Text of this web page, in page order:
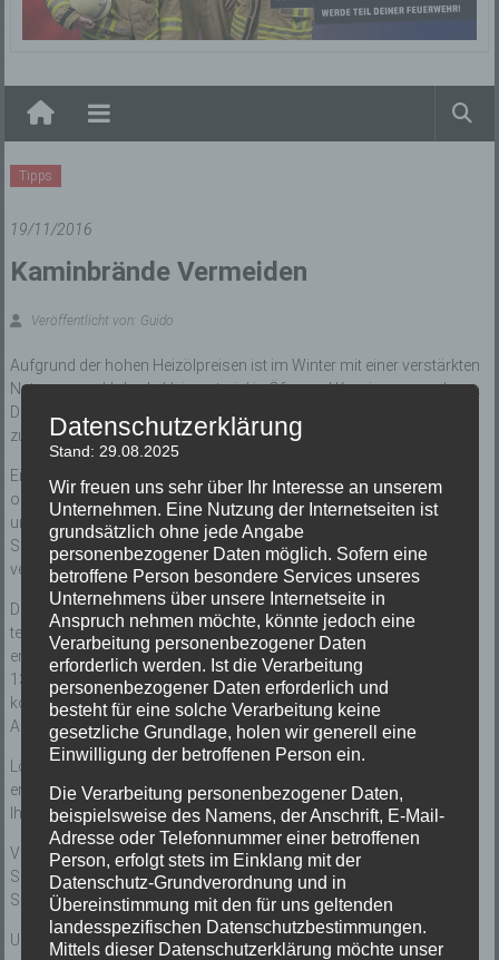
Elzach
Tipps
19/11/2016
Kaminbrände Vermeiden
Veröffentlicht von: Guido
Aufgrund der hohen Heizölpreisen ist im Winter mit einer verstärkten
Nutzung von Holz als Heizmaterial in Öfen und Kaminen zu rechnen.
Damit werden auch die Einsätze der Feuerwehren bei Kaminbränden
zunehmen.
Ein Kaminbrand entsteht, wenn sich sogenannter Glanzruß im Ofen
oder Kamin entzündet. Glanzruß entsteht sehr stark bei
unvollständiger Verbrennung, wenn Holz ohne genügende
Sauerstoffzufuhr nur verschwelt, oder auch zu feuchtes Holz
verwandt wird.
Der Glanzruß lagert sich im Kamin als glänzende schwarzer,
teerähnlicher Belag an den Wänden ab. Dieser Ruß ist brennbar und
entflammt bei ca. 800 Grad C. Es können dann Temperaturen bis zu
1300 Grad C. entstehen, wobei es zu Rissbildungen am Kamin
kommen kann. Ebenso besteht die Gefahr, dass sich durch ein
Aufquellen dieser Rußablagerungen der Kamin verstopft.
Löschen Sie einen Kaminbrand nie mit Wasser. Ein Liter Wasser
ergibt 1700 Liter Wasserdampf. Der entstehende Dampfdruck kann
Ihr Kamin bersten lassen.
Verwenden Sie nur trockenes, unbehandeltes Brennholz. Überfüllen
Sie die Brennkammer nicht und sorgen sie für genügende
Sauerstoffzufuhr.
Und im Fall der Fälle rufen Sie über den Notruf Ihre Feuerwehr – 112
Datenschutzerklärung
Stand: 29.08.2025
Wir freuen uns sehr über Ihr Interesse an unserem
Unternehmen. Eine Nutzung der Internetseiten ist
grundsätzlich ohne jede Angabe
personenbezogener Daten möglich. Sofern eine
betroffene Person besondere Services unseres
Unternehmens über unsere Internetseite in
Anspruch nehmen möchte, könnte jedoch eine
Verarbeitung personenbezogener Daten
erforderlich werden. Ist die Verarbeitung
personenbezogener Daten erforderlich und
besteht für eine solche Verarbeitung keine
gesetzliche Grundlage, holen wir generell eine
Einwilligung der betroffenen Person ein.
Die Verarbeitung personenbezogener Daten,
beispielsweise des Namens, der Anschrift, E-Mail-
Adresse oder Telefonnummer einer betroffenen
Person, erfolgt stets im Einklang mit der
Datenschutz-Grundverordnung und in
Übereinstimmung mit den für uns geltenden
landesspezifischen Datenschutzbestimmungen.
Mittels dieser Datenschutzerklärung möchte unser